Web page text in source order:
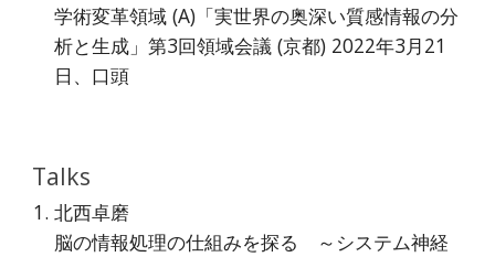
学術変革領域 (A)「実世界の奥深い質感情報の分
析と生成」第3回領域会議 (京都) 2022年3月21
日、口頭
Talks
北西卓磨
脳の情報処理の仕組みを探る ～システム神経